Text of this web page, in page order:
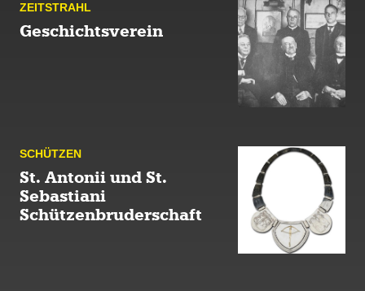
ZEIT­STRAHL
Geschichtsverein
SCHÜTZEN
St. Antonii und St.
Sebastiani
Schützenbruderschaft